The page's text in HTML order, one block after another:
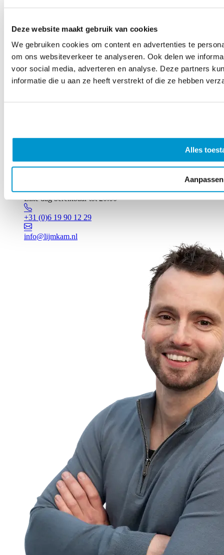
Deze website maakt gebruik van cookies
We gebruiken cookies om content en advertenties te
om ons websiteverkeer te analyseren. Ook delen we
voor social media, adverteren en analyse. Deze partners
informatie die u aan ze heeft verstrekt of die ze hebben
Alles
Aanpassen
Elke dag bereikbaar tot 20:00
+31 (0)6 19 90 12 29
info@lijmkam.nl